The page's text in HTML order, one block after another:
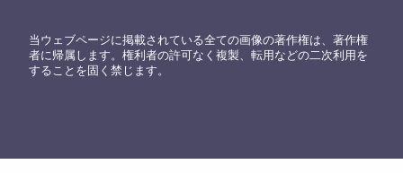
当ウェブページに掲載されている全ての画像の著作権は、著作権
者に帰属します。権利者の許可なく複製、転用などの二次利用を
することを固く禁じます。